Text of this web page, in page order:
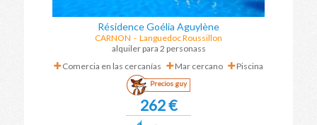
Résidence Goélia Aguylène
CARNON - Languedoc Roussillon
alquiler para 2 personass
Comercia en las cercanías
Mar cercano Piscina
Precios guy
262 €